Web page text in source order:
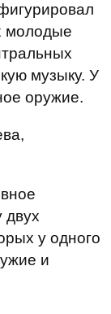
молодые
музыку. У
оружие.
двух
у одного
и